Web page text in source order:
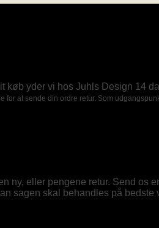
køb yder vi hos Juhls Design 14
at sende din ordre retur. Som
ny, eller pengene retur. Send os
sagen skal behandles på